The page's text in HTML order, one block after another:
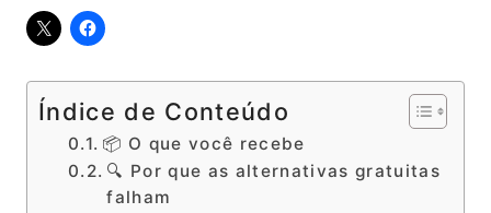
Índice de Conteúdo
📦 O que você recebe
🔍 Por que as alternativas gratuitas
falham